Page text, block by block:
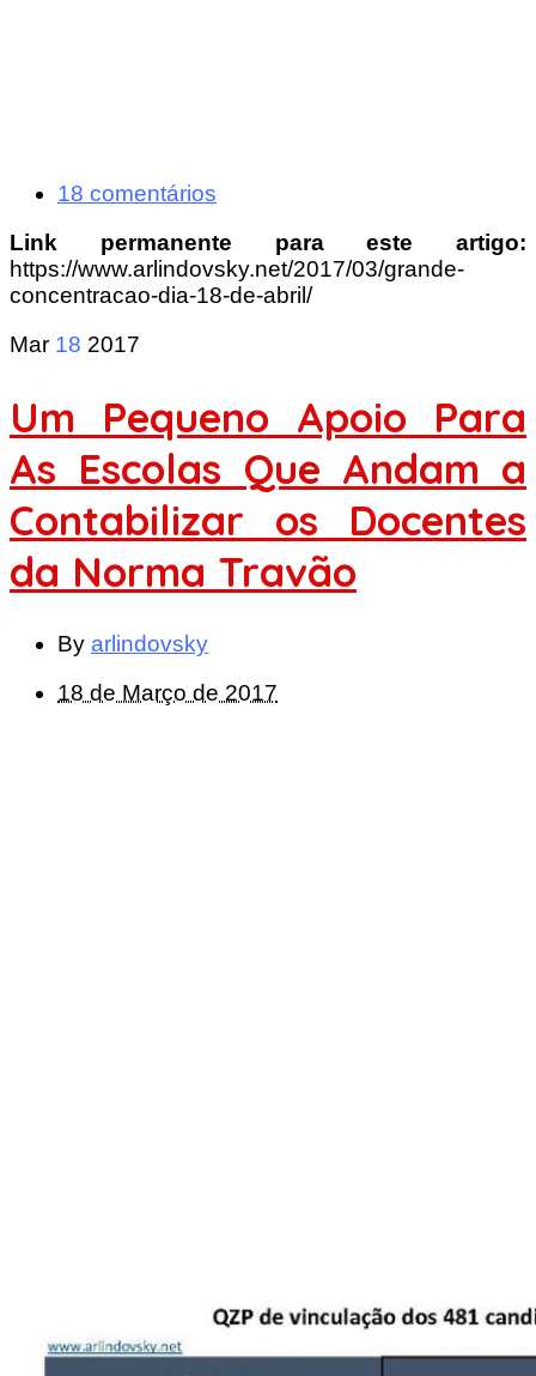
18 comentários
Link permanente para este artigo:
https://www.arlindovsky.net/2017/03/grande-
concentracao-dia-18-de-abril/
Mar 18 2017
Um Pequeno Apoio Para
As Escolas Que Andam a
Contabilizar os Docentes
da Norma Travão
By arlindovsky
18 de Março de 2017